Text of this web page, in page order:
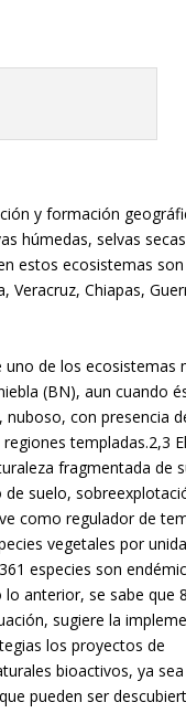
y formación
húmedas, selvas
estos ecosistemas son
Veracruz, Chiapas,
de los ecosistemas
(BN), aun cuando
con presencia
templadas.2,3
fragmentada de
suelo,
como regulador de
vegetales por
especies son
anterior, se sabe que
sugiere la
los proyectos de
bioactivos, ya
pueden ser